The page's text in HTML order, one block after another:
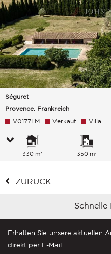
Séguret
Provence, Frankreich
V0177LM Verkauf Villa
330 m² 350 m²
ZURÜCK
Schnelle
Erhalten Sie unsere aktuellen
direkt per E-Mail